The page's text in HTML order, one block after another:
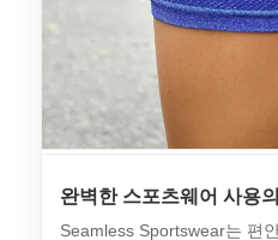
완벽한 스포츠웨어 사용
까?
Seamless Sportswear는 편